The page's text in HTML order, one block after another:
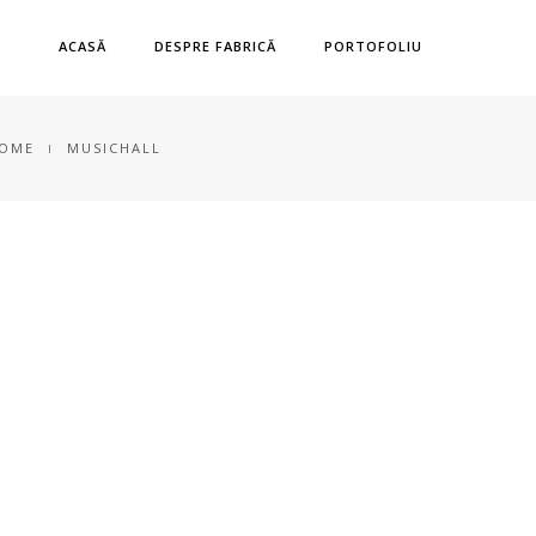
ACASĂ DESPRE FABRICĂ PORTOFOLIU
MUSICHALL